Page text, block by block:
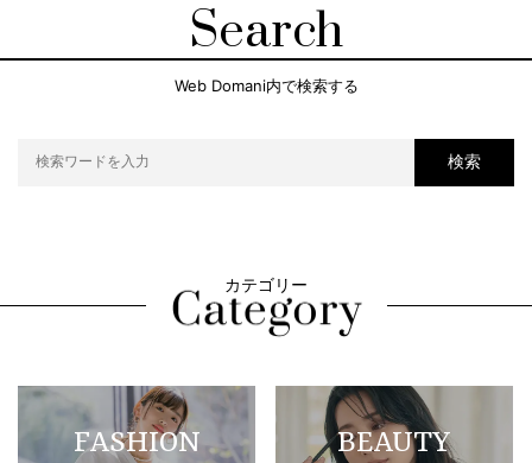
Search
Web Domani内で検索する
検索
カテゴリー
FASHION BEAUTY